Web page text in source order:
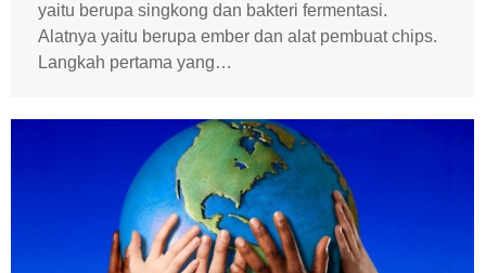
yaitu berupa singkong dan bakteri fermentasi.
Alatnya yaitu berupa ember dan alat pembuat chips.
Langkah pertama yang…